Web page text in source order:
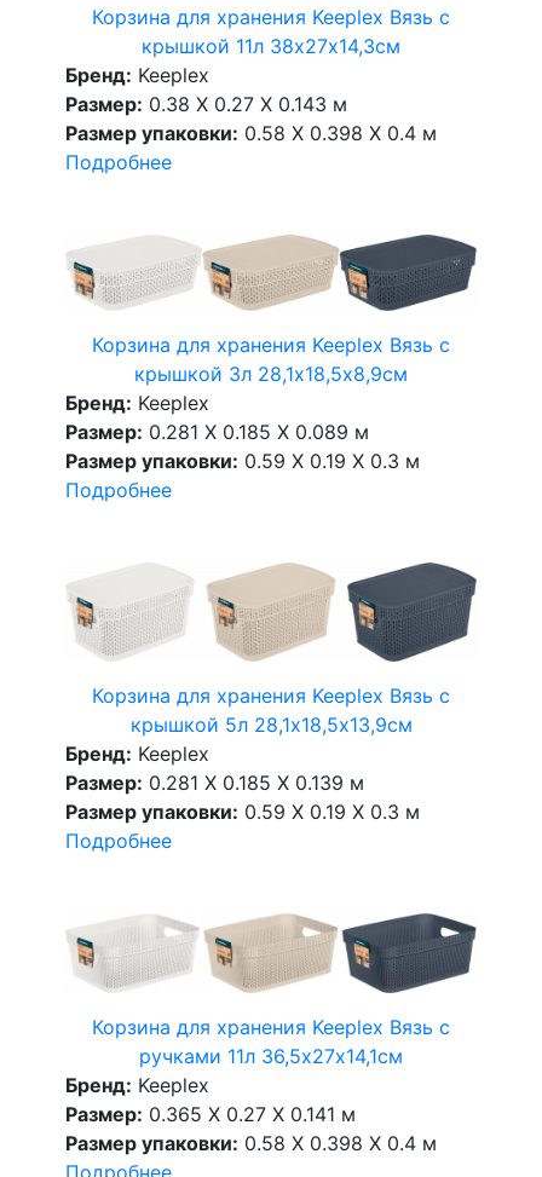
Корзина для хранения Keeplex Вязь с
крышкой 11л 38х27х14,3см
Бренд: Keeplex
Размер: 0.38 X 0.27 X 0.143 м
Размер упаковки: 0.58 X 0.398 X 0.4 м
Подробнее
Корзина для хранения Keeplex Вязь с
крышкой 3л 28,1х18,5х8,9см
Бренд: Keeplex
Размер: 0.281 X 0.185 X 0.089 м
Размер упаковки: 0.59 X 0.19 X 0.3 м
Подробнее
Корзина для хранения Keeplex Вязь с
крышкой 5л 28,1х18,5х13,9см
Бренд: Keeplex
Размер: 0.281 X 0.185 X 0.139 м
Размер упаковки: 0.59 X 0.19 X 0.3 м
Подробнее
Корзина для хранения Keeplex Вязь с
ручками 11л 36,5х27х14,1см
Бренд: Keeplex
Размер: 0.365 X 0.27 X 0.141 м
Размер упаковки: 0.58 X 0.398 X 0.4 м
Подробнее